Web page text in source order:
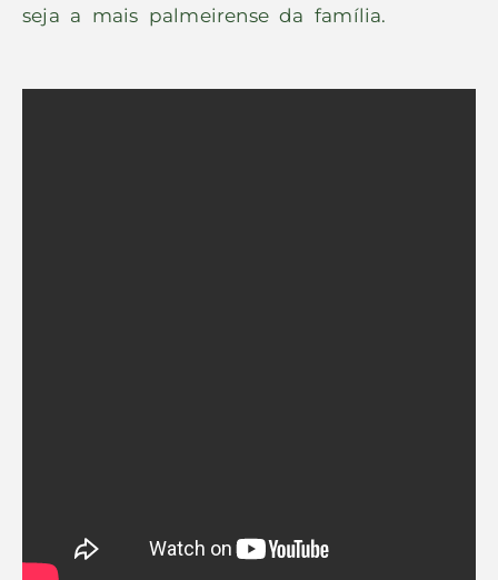
seja a mais palmeirense da família.